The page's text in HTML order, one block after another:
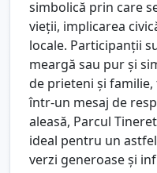
simbolică prin care
vieții, implicarea
locale. Participanții
meargă sau pur și
de prieteni și
într-un mesaj de
aleasă, Parcul
ideal pentru un
verzi generoase și